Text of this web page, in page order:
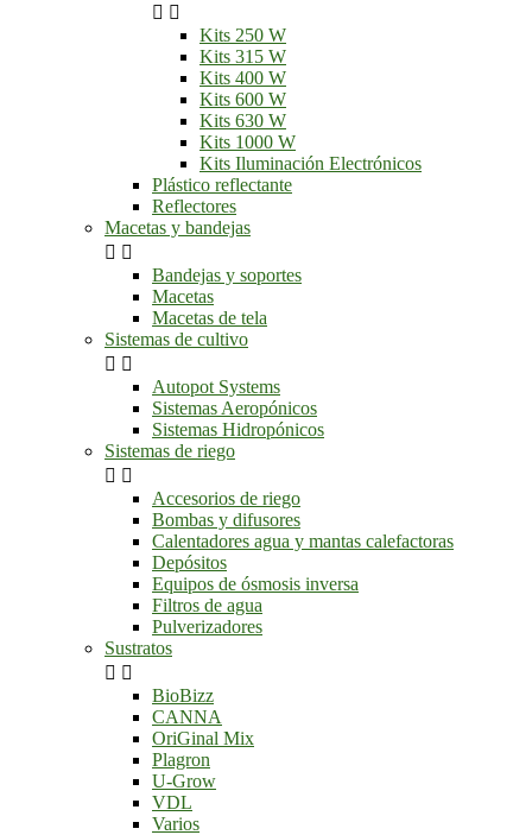
 
Kits 250 W
Kits 315 W
Kits 400 W
Kits 600 W
Kits 630 W
Kits 1000 W
Kits Iluminación Electrónicos
Plástico reflectante
Reflectores
Macetas y bandejas
 
Bandejas y soportes
Macetas
Macetas de tela
Sistemas de cultivo
 
Autopot Systems
Sistemas Aeropónicos
Sistemas Hidropónicos
Sistemas de riego
 
Accesorios de riego
Bombas y difusores
Calentadores agua y mantas calefactoras
Depósitos
Equipos de ósmosis inversa
Filtros de agua
Pulverizadores
Sustratos
 
BioBizz
CANNA
OriGinal Mix
Plagron
U-Grow
VDL
Varios